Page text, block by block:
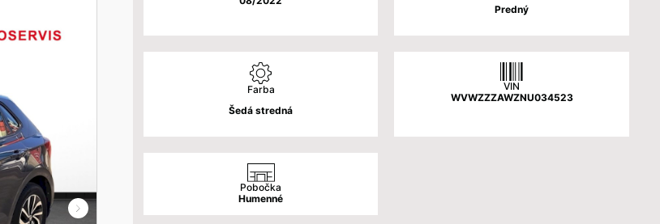
Predný
Farba
Šedá stredná
VIN
WVWZZZAWZNU034523
Pobočka
Humenné